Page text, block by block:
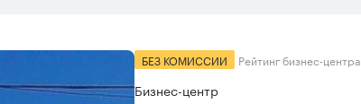
БЕЗ КОМИССИИ Рейтинг бизнес-центра
Бизнес-центр